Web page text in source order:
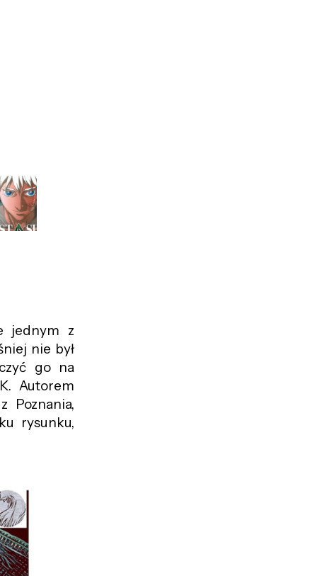
jednym z
nie był
go na
Autorem
Poznania,
rysunku,